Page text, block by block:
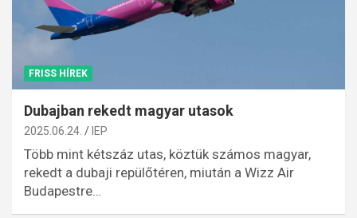
FRISS HÍREK
Dubajban rekedt magyar utasok
2025.06.24. IEP
Több mint kétszáz utas, köztük számos magyar,
rekedt a dubaji repülőtéren, miután a Wizz Air
Budapestre…